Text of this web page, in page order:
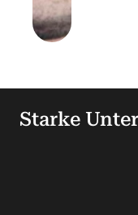
Starke